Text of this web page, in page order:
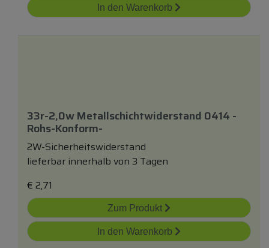
In den Warenkorb
33r-2,0w Metallschichtwiderstand 0414 -
Rohs-Konform-
2W-Sicherheitswiderstand
lieferbar innerhalb von 3 Tagen
€ 2,71
Zum Produkt
In den Warenkorb